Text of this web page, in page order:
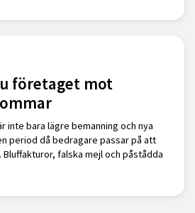
företaget mot
inte bara lägre bemanning och nya
period då bedragare passar på att
falska mejl och påstådda